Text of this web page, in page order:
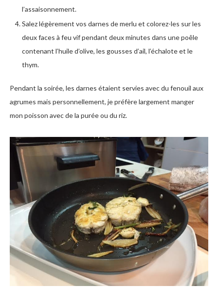
l’assaisonnement.
Salez légèrement vos darnes de merlu et colorez-les sur les
deux faces à feu vif pendant deux minutes dans une poêle
contenant l’huile d’olive, les gousses d’ail, l’échalote et le
thym.
Pendant la soirée, les darnes étaient servies avec du fenouil aux
agrumes mais personnellement, je préfère largement manger
mon poisson avec de la purée ou du riz.